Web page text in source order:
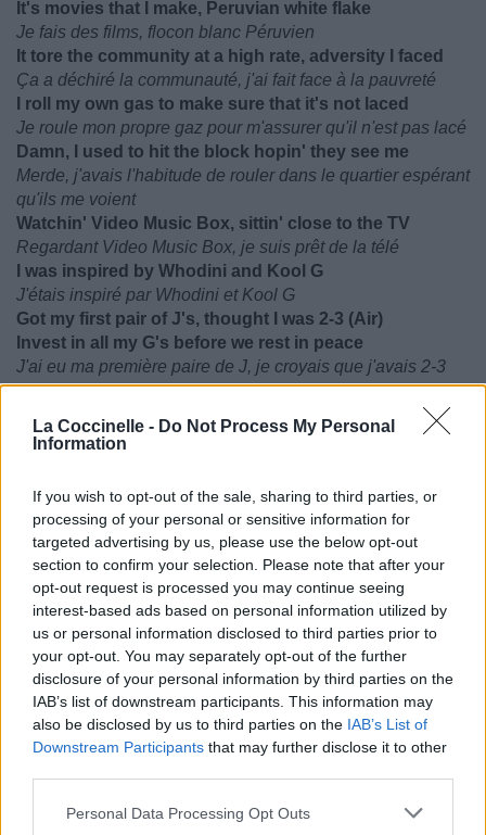
La Coccinelle - Do Not Process My Personal
Information
If you wish to opt-out of the sale, sharing to third parties, or
processing of your personal or sensitive information for
targeted advertising by us, please use the below opt-out
section to confirm your selection. Please note that after your
opt-out request is processed you may continue seeing
interest-based ads based on personal information utilized by
us or personal information disclosed to third parties prior to
your opt-out. You may separately opt-out of the further
disclosure of your personal information by third parties on the
IAB’s list of downstream participants. This information may
also be disclosed by us to third parties on the IAB’s List of
Downstream Participants that may further disclose it to other
Personal Data Processing Opt Outs
It's movies that I make, Peruvian white flake
Je fais des films, flocon blanc Péruvien
It tore the community at a high rate, adversity I faced
Ça a déchiré la communauté, j'ai fait face à la pauvreté
I roll my own gas to make sure that it's not laced
Je roule mon propre gaz pour m'assurer qu'il n'est pas lacé
Damn, I used to hit the block hopin' they see me
Merde, j'avais l'habitude de rouler dans le quartier espérant
qu'ils me voient
Watchin' Video Music Box, sittin' close to the TV
Regardant Video Music Box, je suis prêt de la télé
I was inspired by Whodini and Kool G
J'étais inspiré par Whodini et Kool G
Got my first pair of J's, thought I was 2-3 (Air)
Invest in all my G's before we rest in peace
J'ai eu ma première paire de J, je croyais que j'avais 2-3
Investir dans tous mes G avant de reposer en paix
'Cause we sure to rest in peace, my shorty is a piece
Car c'est sur qu'on reposera en paix, ma chérie est un
property
Un havre de paix, une pièce d'or, je pourrais lui acheter
une maison
You might've had some joints
But ain't nothin' like me and Rocky seen
T'as peut-être fumé des joints
Mais ce n'est rien comparé à ce que Rocky et moi avons
(Refrain: )
No comparison, we more solid than they are
Me and Hit-Boy, they say we like the new Gang Starr
Pas de comparaison, on est plus solide qu'eux (Uh)